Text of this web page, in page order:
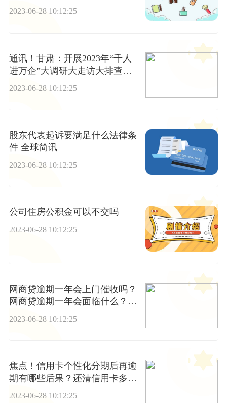
点评
2023-06-28 10:12:25
通讯！甘肃：开展2023年“千人
进万企”大调研大走访大排查活
2023-06-28 10:12:25
股东代表起诉要满足什么法律条
件 全球简讯
2023-06-28 10:12:25
公司住房公积金可以不交吗
2023-06-28 10:12:25
网商贷逾期一年会上门催收吗？
网商贷逾期一年会面临什么？_
2023-06-28 10:12:25
焦点！信用卡个性化分期后再逾
期有哪些后果？还清信用卡多久
更新个人信用报告？
2023-06-28 10:12:25